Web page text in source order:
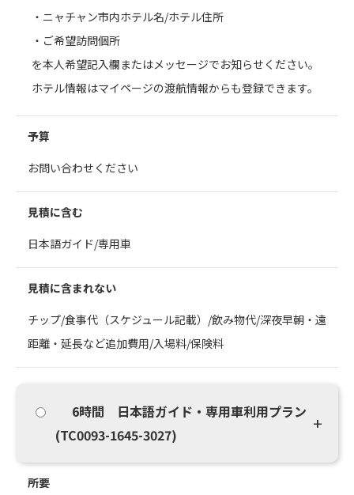
・ニャチャン市内ホテル名/ホテル住所
・ご希望訪問個所
を本人希望記入欄またはメッセージでお知らせください。
ホテル情報はマイページの渡航情報からも登録できます。
予算
お問い合わせください
見積に含む
日本語ガイド/専用車
見積に含まれない
チップ/食事代（スケジュール記載）/飲み物代/深夜早朝・遠
距離・延長など追加費用/入場料/保険料
6時間 日本語ガイド・専用車利用プラン
(TC0093-1645-3027)
所要